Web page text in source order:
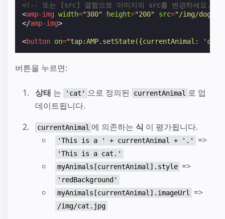
<!-- 또는 [src] 결합으로 이미지의 src를 변경하세요. --
<amp-img width="300" height="200" src="/img/
</amp-img>
<button on="tap:AMP.setState({currentAnimal:
버튼을 누르면:
상태 는 'cat' 으로 정의된 currentAnimal 로 업
데이트됩니다.
currentAnimal 에 의존하는 식 이 평가됩니다.
'This is a ' + currentAnimal + '.' =>
'This is a cat.'
myAnimals[currentAnimal].style =>
'redBackground'
myAnimals[currentAnimal].imageUrl
=>
/img/cat.jpg